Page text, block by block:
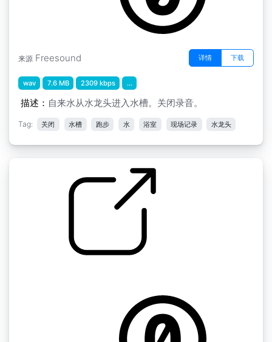
来源 Freesound 详情 下载
wav 7.6 MB 2309 kbps ...
描述： 自来水从水龙头进入水槽。关闭录音。
Tag: 关闭 水槽 跑步 水 浴室 现场记录 水龙头